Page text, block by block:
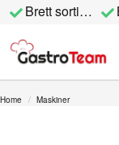
Brett sortiment
Home Maskiner